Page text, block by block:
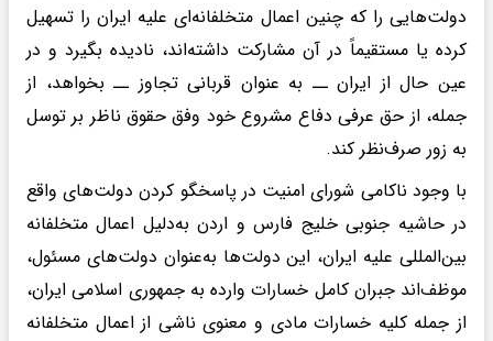
دولت‌هایی را که چنین اعمال متخلفانه‌ای علیه ایران را تسهیل
کرده یا مستقیماً در آن مشارکت داشته‌اند، نادیده بگیرد و در
عین حال از ایران ــ به‌ عنوان قربانی تجاوز ــ بخواهد، از
جمله، از حق عرفی دفاع مشروع خود وفق حقوق ناظر بر توسل
به زور صرف‌نظر کند.
با وجود ناکامی شورای امنیت در پاسخگو کردن دولت‌های واقع
در حاشیه جنوبی خلیج فارس و اردن به‌دلیل اعمال متخلفانه
بین‌المللی علیه ایران، این دولت‌ها به‌عنوان دولت‌های مسئول،
موظف‌اند جبران کامل خسارات وارده به جمهوری اسلامی ایران،
از جمله کلیه خسارات مادی و معنوی ناشی از اعمال متخلفانه